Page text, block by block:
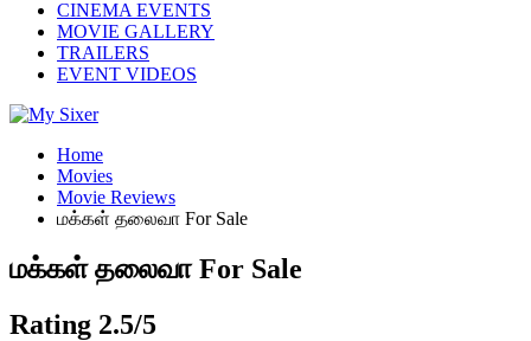
CINEMA EVENTS
MOVIE GALLERY
TRAILERS
EVENT VIDEOS
Home
Movies
Movie Reviews
மக்கள் தலைவா For Sale
மக்கள் தலைவா For Sale
Rating 2.5/5